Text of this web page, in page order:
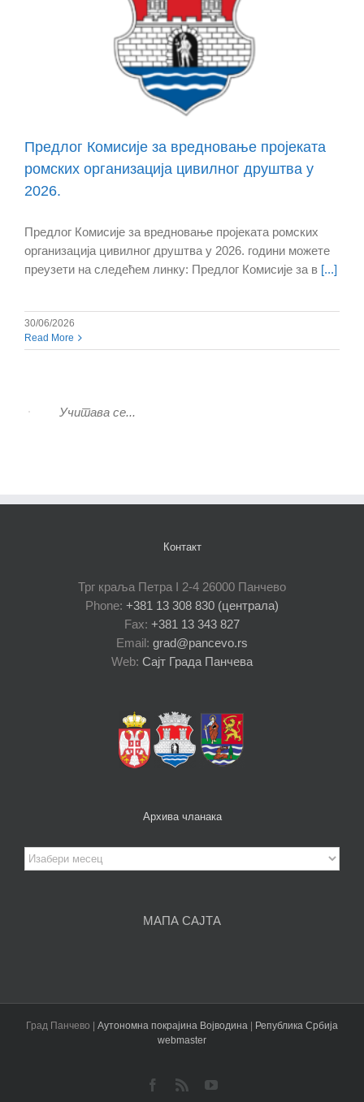
Предлог Комисије за вредновање пројеката
ромских организација цивилног друштва у
2026.
Предлог Комисије за вредновање пројеката ромских
организација цивилног друштва у 2026. години можете
преузети на следећем линку: Предлог Комисије за в [...]
30/06/2026
Read More
Учитава се...
Контакт
Трг краља Петра I 2-4 26000 Панчево
Phone: +381 13 308 830 (централа)
Fax: +381 13 343 827
Email: grad@pancevo.rs
Web: Сајт Града Панчева
Архива чланака
Архива
чланака
МАПА САЈТА
Град Панчево | Аутономна покрајина Војводина | Република Србија
webmaster
Facebook
Rss YouTube